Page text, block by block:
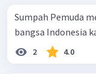
Sumpah Pemuda
bangsa Indonesia
2 4.0